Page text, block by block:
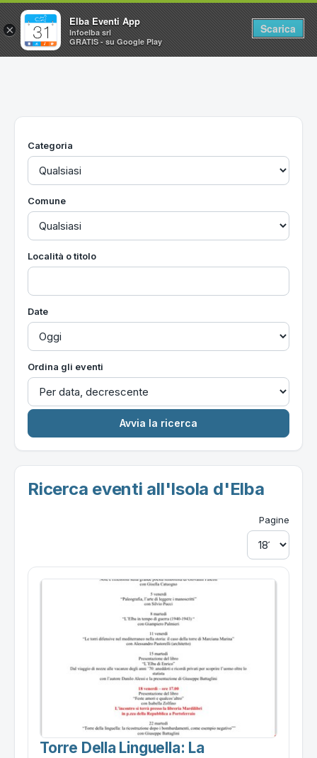
Home
Utilità
Categoria
Comune
Località o titolo
Date
Ordina gli eventi
Ricerca eventi all'Isola d'Elba
Pagine
Torre Della Linguella: La
×
Elba Eventi App
Infoelba srl
GRATIS - su Google Play
Scarica